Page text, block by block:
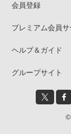
会員登録
プレミアム会員サ
ヘルプ＆ガイド
グループサイト
©